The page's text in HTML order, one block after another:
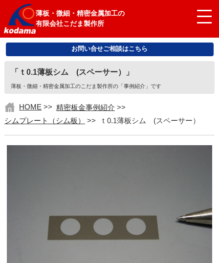
薄板・微細・精密金属加工の
有限会社こだま製作所
お問い合せご相談はこちら
「ｔ0.1薄板シム (スペーサー）」
薄板・微細・精密金属加工のこだま製作所の「事例紹介」です
HOME >> 精密板金事例紹介 >>
シムプレート（シム板）
>> ｔ0.1薄板シム (スペーサー）